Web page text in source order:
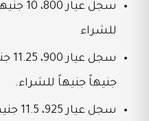
للشراء
جنيهاً جنيهاً للشراء.